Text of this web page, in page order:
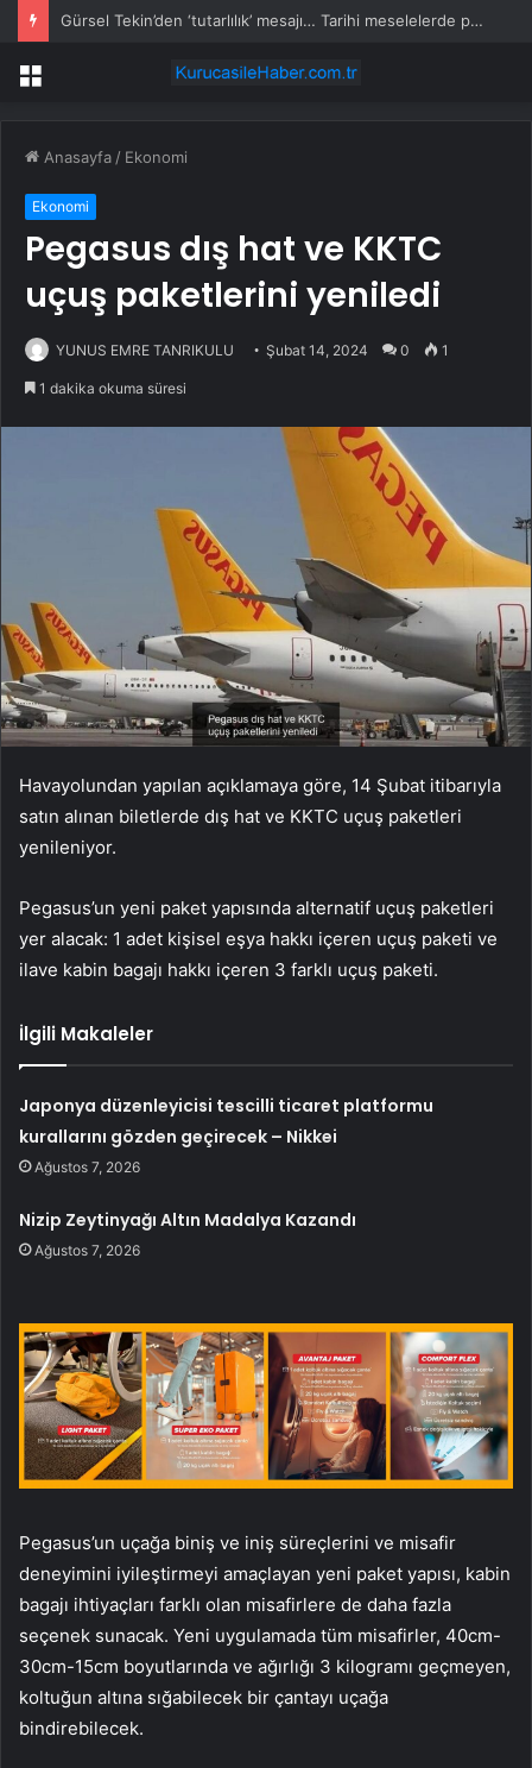
Gürsel Tekin’den ‘tutarlılık’ mesajı… Tarihi meselelerde pusula net olmalı
Menü
Anasayfa / Ekonomi
Ekonomi
Pegasus dış hat ve KKTC
uçuş paketlerini yeniledi
YUNUS EMRE TANRIKULU Şubat 14, 2024 0 1
1 dakika okuma süresi
Havayolundan yapılan açıklamaya göre, 14 Şubat itibarıyla
satın alınan biletlerde dış hat ve KKTC uçuş paketleri
yenileniyor.
Pegasus’un yeni paket yapısında alternatif uçuş paketleri
yer alacak: 1 adet kişisel eşya hakkı içeren uçuş paketi ve
ilave kabin bagajı hakkı içeren 3 farklı uçuş paketi.
İlgili Makaleler
Japonya düzenleyicisi tescilli ticaret platformu
kurallarını gözden geçirecek – Nikkei
Ağustos 7, 2026
Nizip Zeytinyağı Altın Madalya Kazandı
Ağustos 7, 2026
Pegasus’un uçağa biniş ve iniş süreçlerini ve misafir
deneyimini iyileştirmeyi amaçlayan yeni paket yapısı, kabin
bagajı ihtiyaçları farklı olan misafirlere de daha fazla
seçenek sunacak. Yeni uygulamada tüm misafirler, 40cm-
30cm-15cm boyutlarında ve ağırlığı 3 kilogramı geçmeyen,
koltuğun altına sığabilecek bir çantayı uçağa
bindirebilecek.